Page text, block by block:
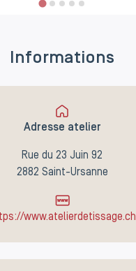
Informations
Adresse atelier
Rue du 23 Juin 92
2882 Saint-Ursanne
www.atelierdetissage.ch